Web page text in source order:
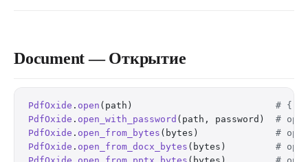
Document — Открытие
PdfOxide . open (path) #
PdfOxide . open_with_password (path, password) #
PdfOxide . open_from_bytes (bytes) #
PdfOxide . open_from_docx_bytes (bytes) #